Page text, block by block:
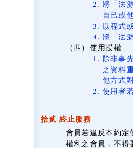
將「法
自己或
以程式
將「法
（四）使用授權
除非事
之資料
他方式
使用者
拾貳 終止服務
會員若違反本約定
權利之會員，不得